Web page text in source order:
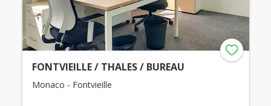
FONTVIEILLE / THALES / BUREAU
Monaco - Fontvieille